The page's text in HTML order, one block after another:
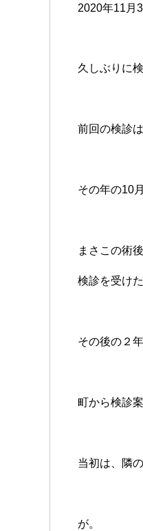
2020年11月
久しぶりに
前回の検診
その年の10
まさこの術
検診を受け
その後の２
町から検診
当初は、隣
が。